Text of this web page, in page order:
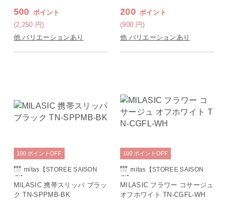
500 ポイント
(2,250 円)
他 バリエーションあり
200 ポイント
(900 円)
他 バリエーションあり
mitas【STOREE SAISON
店】
MILASIC 携帯スリッパ ブラッ
ク TN-SPPMB-BK
100 ポイント OFF
mitas【STOREE SAISON
店】
MILASIC フラワー コサージュ
オフホワイト TN-CGFL-WH
100 ポイント OFF